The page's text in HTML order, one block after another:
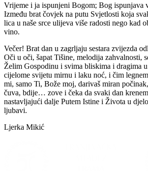
Vrijeme i ja ispunjeni Bogom; Bog ispunjava
Između brat čovjek na putu Svjetlosti koja
lica u naše srce ulijeva više radosti nego kad
vino.
Večer! Brat dan u zagrljaju sestara zvijezda
Oči u oči, šapat Tišine, melodija zahvalnosti,
Želim Gospodinu i svima bliskima i dragima
cijelome svijetu mirnu i laku noć, i čim
mi, samo Ti, Bože moj, darivaš miran
čuva, bdije… zove i čeka da svaki dan
nastavljajući dalje Putem Istine i Života u
ljubavi.
Ljerka Mikić